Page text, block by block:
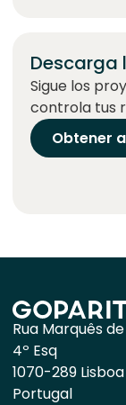
Descarga
Sigue los
controla tus
Obtener
Rua Marquês
4º Esq
1070-289 Lisboa
Portugal